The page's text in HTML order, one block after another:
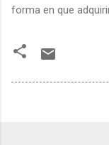
forma en que